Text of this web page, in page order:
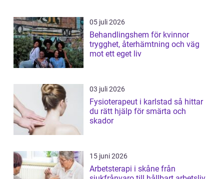
05 juli 2026
Behandlingshem för kvinnor
trygghet, återhämtning och väg
mot ett eget liv
03 juli 2026
Fysioterapeut i karlstad så hittar
du rätt hjälp för smärta och
skador
15 juni 2026
Arbetsterapi i skåne från